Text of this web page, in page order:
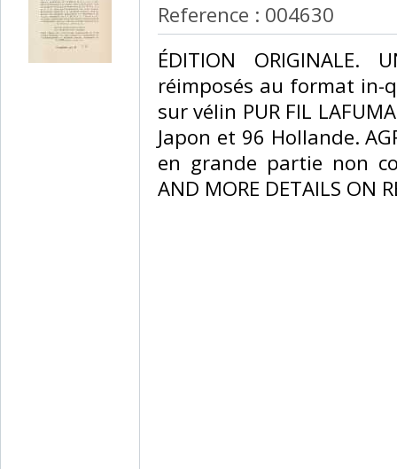
Reference : 004630
‎ÉDITION ORIGINALE.
réimposés au format in-
sur vélin PUR FIL
Japon et 96 Hollande.
en grande partie non
AND MORE DETAILS ON